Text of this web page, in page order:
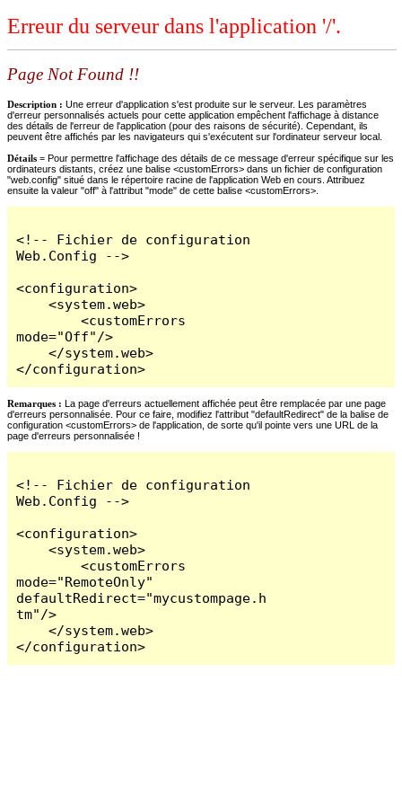
Erreur du serveur dans l'application '/'.
Page Not Found !!
Description : Une erreur d'application s'est produite sur le serveur. Les paramètres
d'erreur personnalisés actuels pour cette application empêchent l'affichage à distance
des détails de l'erreur de l'application (pour des raisons de sécurité). Cependant, ils
peuvent être affichés par les navigateurs qui s'exécutent sur l'ordinateur serveur local.
Détails = Pour permettre l'affichage des détails de ce message d'erreur spécifique sur les
ordinateurs distants, créez une balise <customErrors> dans un fichier de configuration
"web.config" situé dans le répertoire racine de l'application Web en cours. Attribuez
ensuite la valeur "off" à l'attribut "mode" de cette balise <customErrors>.
<!-- Fichier de configuration
Web.Config -->
<configuration>
    <system.web>
        <customErrors
mode="Off"/>
    </system.web>
</configuration>
Remarques : La page d'erreurs actuellement affichée peut être remplacée par une page
d'erreurs personnalisée. Pour ce faire, modifiez l'attribut "defaultRedirect" de la balise de
configuration <customErrors> de l'application, de sorte qu'il pointe vers une URL de la
page d'erreurs personnalisée !
<!-- Fichier de configuration
Web.Config -->
<configuration>
    <system.web>
        <customErrors
mode="RemoteOnly"
defaultRedirect="mycustompage.h
tm"/>
    </system.web>
</configuration>